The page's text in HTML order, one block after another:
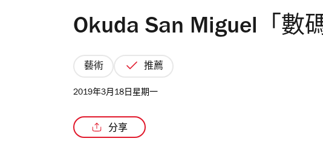
Okuda San Miguel「數
藝術 推薦
2019年3月18日星期一
分享